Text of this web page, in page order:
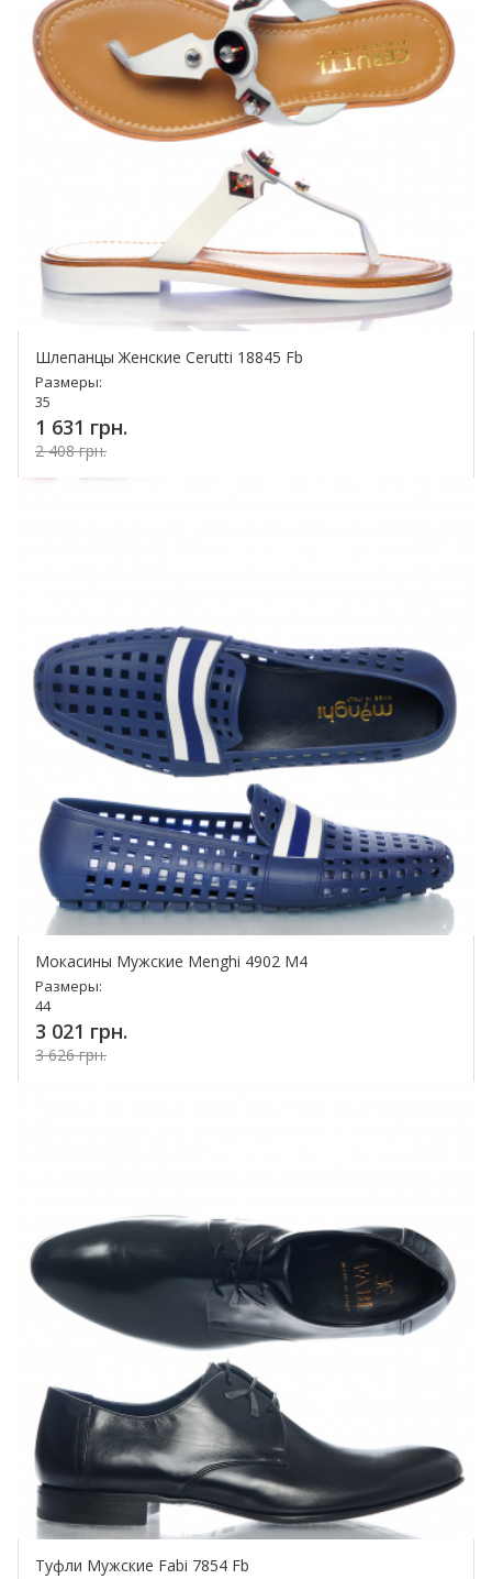
Шлепанцы Женские Cerutti 18845 Fb
Размеры:
35
1 631 грн.
2 408 грн.
Мокасины Мужские Menghi 4902 M4
Размеры:
44
3 021 грн.
3 626 грн.
Туфли Мужские Fabi 7854 Fb